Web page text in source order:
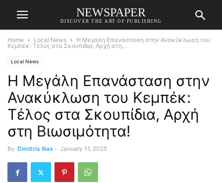
NEWSPAPER
DISCOVER THE ART OF PUBLISHING
Home Local News
Η Μεγάλη Επανάσταση στην Ανακύκλωση του
Κεμπέκ: Τέλος στα Σκουπίδια, Αρχή στη...
Local News
Η Μεγάλη Επανάσταση στην
Ανακύκλωση του Κεμπέκ:
Τέλος στα Σκουπίδια, Αρχή
στη Βιωσιμότητα!
By Dimitris Ilias - January 11, 2025